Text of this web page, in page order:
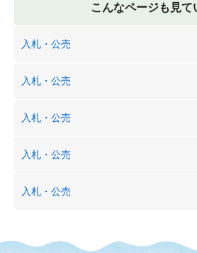
こんなページも見て
入札・公売
入札・公売
入札・公売
入札・公売
入札・公売